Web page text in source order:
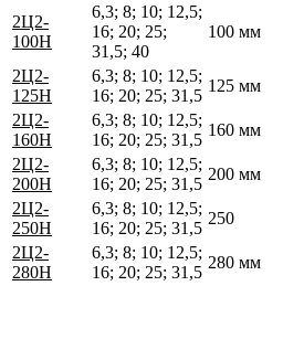
2Ц2-
100Н
6,3; 8; 10; 12,5;
16; 20; 25;
31,5; 40
100 мм
2Ц2-
125Н
6,3; 8; 10; 12,5;
16; 20; 25; 31,5
125 мм
2Ц2-
160Н
6,3; 8; 10; 12,5;
16; 20; 25; 31,5
160 мм
2Ц2-
200Н
6,3; 8; 10; 12,5;
16; 20; 25; 31,5
200 мм
2Ц2-
250Н
6,3; 8; 10; 12,5;
16; 20; 25; 31,5
250
2Ц2-
280Н
6,3; 8; 10; 12,5;
16; 20; 25; 31,5
280 мм